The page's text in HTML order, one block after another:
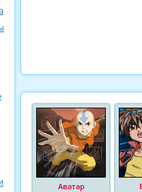
Аватар